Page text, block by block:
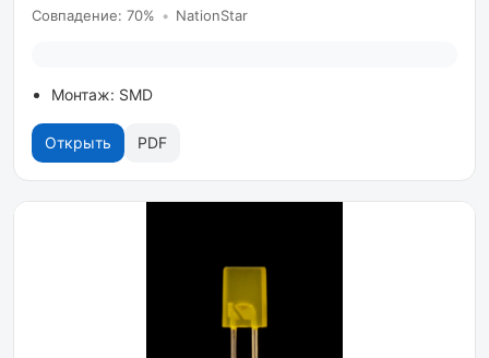
Совпадение: 70% • NationStar
Монтаж: SMD
Открыть PDF